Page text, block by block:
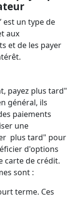
est un type de
aux
et de les payer
payez plus tard"
général, ils
paiements
une
plus tard" pour
d'options
carte de crédit.
sont :
terme. Ces